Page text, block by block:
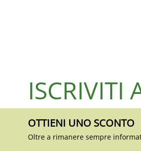
ISCRIVITI
OTTIENI UNO SCONTO
Oltre a rimanere sempre